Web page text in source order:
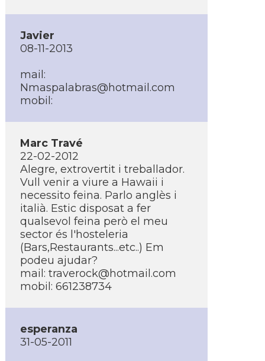
Javier
08-11-2013
mail:
Nmaspalabras@hotmail.com
mobil:
Marc Travé
22-02-2012
Alegre, extrovertit i treballador.
Vull venir a viure a Hawaii i
necessito feina. Parlo anglès i
italià. Estic disposat a fer
qualsevol feina però el meu
sector és l'hosteleria
(Bars,Restaurants...etc..) Em
podeu ajudar?
mail: traverock@hotmail.com
mobil: 661238734
esperanza
31-05-2011